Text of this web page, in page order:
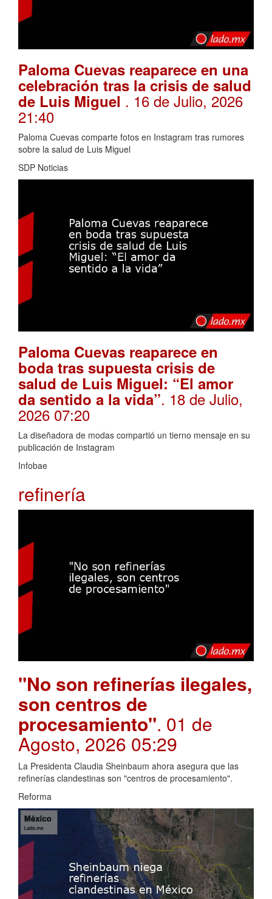
Paloma Cuevas reaparece en una
celebración tras la crisis de salud
de Luis Miguel . 16 de Julio, 2026
21:40
Paloma Cuevas comparte fotos en Instagram tras rumores
sobre la salud de Luis Miguel
SDP Noticias
Paloma Cuevas reaparece en
boda tras supuesta crisis de
salud de Luis Miguel: “El amor
da sentido a la vida”. 18 de Julio,
2026 07:20
La diseñadora de modas compartió un tierno mensaje en su
publicación de Instagram
Infobae
refinería
"No son refinerías ilegales,
son centros de
procesamiento". 01 de
Agosto, 2026 05:29
La Presidenta Claudia Sheinbaum ahora asegura que las
refinerías clandestinas son "centros de procesamiento".
Reforma